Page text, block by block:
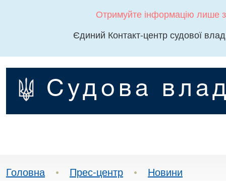
Отримуйте інформацію лише
Єдиний Контакт-центр судової
Судова
Головна • Прес-центр • Новини